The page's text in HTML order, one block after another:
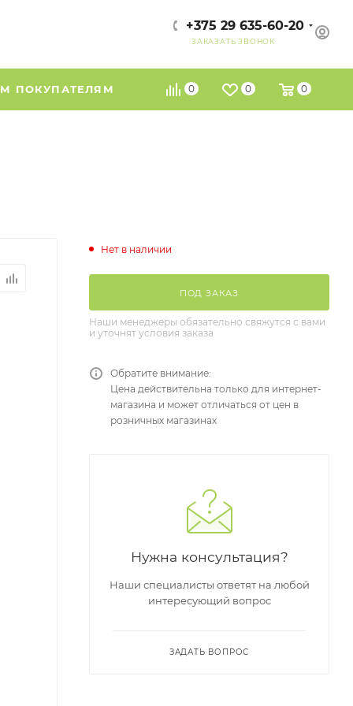
+375 29 635-60-20
ЗАКАЗАТЬ ЗВОНОК
0 0 0
ПОКУПАТЕЛЯМ
Нет в наличии
ПОД ЗАКАЗ
Наши менеджеры обязательно свяжутся с вами
и уточнят условия заказа
Обратите внимание:
Цена действительна только для интернет-
магазина и может отличаться от цен в
розничных магазинах
Нужна консультация?
Наши специалисты ответят на любой
интересующий вопрос
ЗАДАТЬ ВОПРОС